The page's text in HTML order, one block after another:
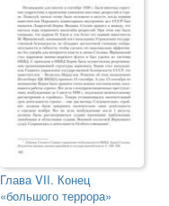
Глава VII. Конец
«большого террора»